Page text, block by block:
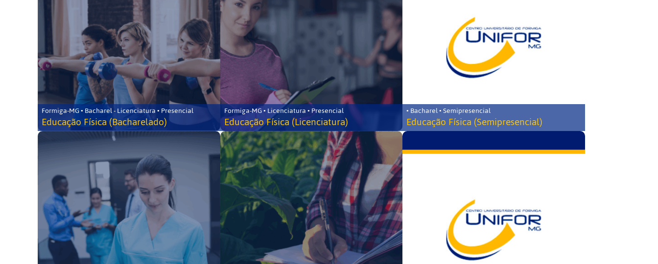
Formiga-MG • Bacharel - Licenciatura • Presencial
Educação Física (Bacharelado)
Formiga-MG • Licenciatura • Presencial
Educação Física (Licenciatura)
• Bacharel • Semipresencial
Educação Física (Semipresencial)